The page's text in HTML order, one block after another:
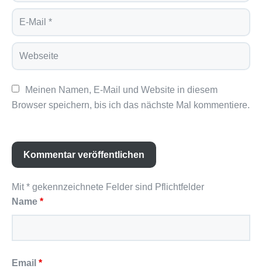
Meinen Namen, E-Mail und Website in diesem
Browser speichern, bis ich das nächste Mal kommentiere.
Mit * gekennzeichnete Felder sind Pflichtfelder
Name *
Email *